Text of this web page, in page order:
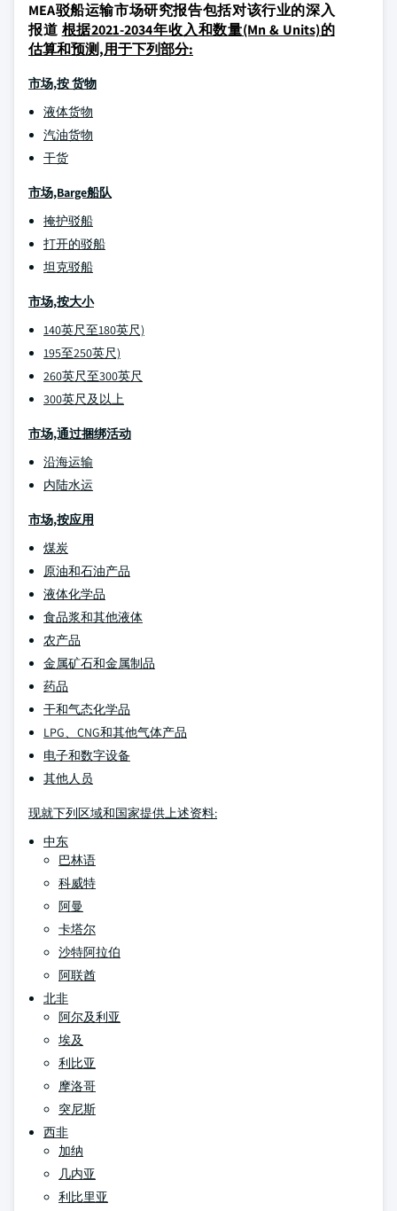
MEA驳船运输市场研究报告包括对该行业的深入
报道 根据2021-2034年收入和数量(Mn & Units)的
估算和预测,用于下列部分:
市场,按货物
液体货物
汽油货物
干货
市场,Barge船队
掩护驳船
打开的驳船
坦克驳船
市场,按大小
140英尺至180英尺)
195至250英尺)
260英尺至300英尺
300英尺及以上
市场,通过捆绑活动
沿海运输
内陆水运
市场,按应用
煤炭
原油和石油产品
液体化学品
食品浆和其他液体
农产品
金属矿石和金属制品
药品
干和气态化学品
LPG、CNG和其他气体产品
电子和数字设备
其他人员
现就下列区域和国家提供上述资料:
中东
巴林语
科威特
阿曼
卡塔尔
沙特阿拉伯
阿联酋
北非
阿尔及利亚
埃及
利比亚
摩洛哥
突尼斯
西非
加纳
几内亚
利比里亚